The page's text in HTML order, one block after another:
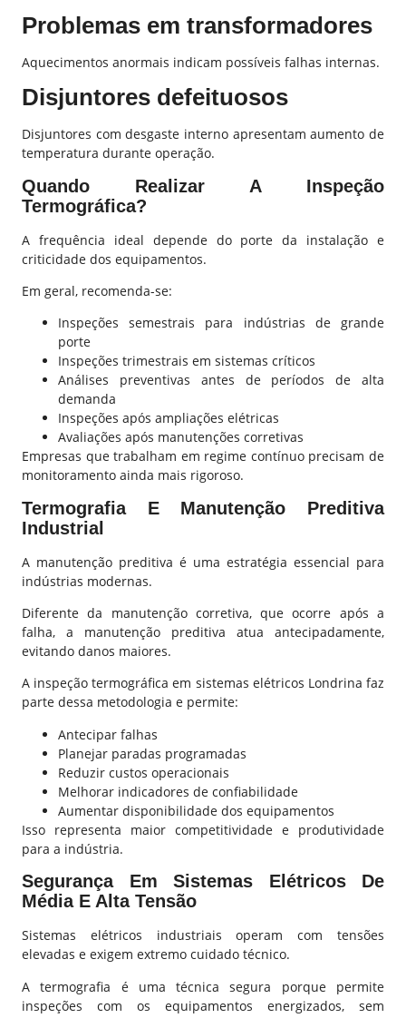
Problemas em transformadores
Aquecimentos anormais indicam possíveis falhas internas.
Disjuntores defeituosos
Disjuntores com desgaste interno apresentam aumento de
temperatura durante operação.
Quando Realizar A Inspeção
Termográfica?
A frequência ideal depende do porte da instalação e
criticidade dos equipamentos.
Em geral, recomenda-se:
Inspeções semestrais para indústrias de grande
porte
Inspeções trimestrais em sistemas críticos
Análises preventivas antes de períodos de alta
demanda
Inspeções após ampliações elétricas
Avaliações após manutenções corretivas
Empresas que trabalham em regime contínuo precisam de
monitoramento ainda mais rigoroso.
Termografia E Manutenção Preditiva
Industrial
A manutenção preditiva é uma estratégia essencial para
indústrias modernas.
Diferente da manutenção corretiva, que ocorre após a
falha, a manutenção preditiva atua antecipadamente,
evitando danos maiores.
A inspeção termográfica em sistemas elétricos Londrina faz
parte dessa metodologia e permite:
Antecipar falhas
Planejar paradas programadas
Reduzir custos operacionais
Melhorar indicadores de confiabilidade
Aumentar disponibilidade dos equipamentos
Isso representa maior competitividade e produtividade
para a indústria.
Segurança Em Sistemas Elétricos De
Média E Alta Tensão
Sistemas elétricos industriais operam com tensões
elevadas e exigem extremo cuidado técnico.
A termografia é uma técnica segura porque permite
inspeções com os equipamentos energizados, sem